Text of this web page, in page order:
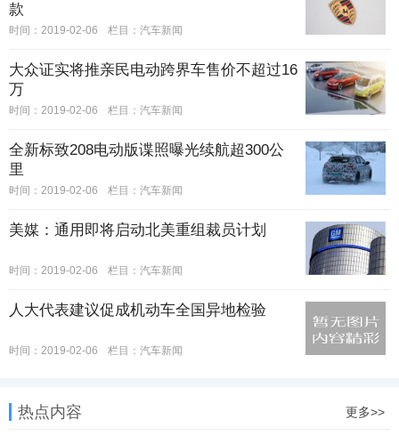
款
时间：2019-02-06 栏目： 汽车新闻
大众证实将推亲民电动跨界车售价不超过16
万
时间：2019-02-06 栏目： 汽车新闻
全新标致208电动版谍照曝光续航超300公
里
时间：2019-02-06 栏目： 汽车新闻
美媒：通用即将启动北美重组裁员计划
时间：2019-02-06 栏目： 汽车新闻
人大代表建议促成机动车全国异地检验
时间：2019-02-06 栏目： 汽车新闻
热点内容 更多>>